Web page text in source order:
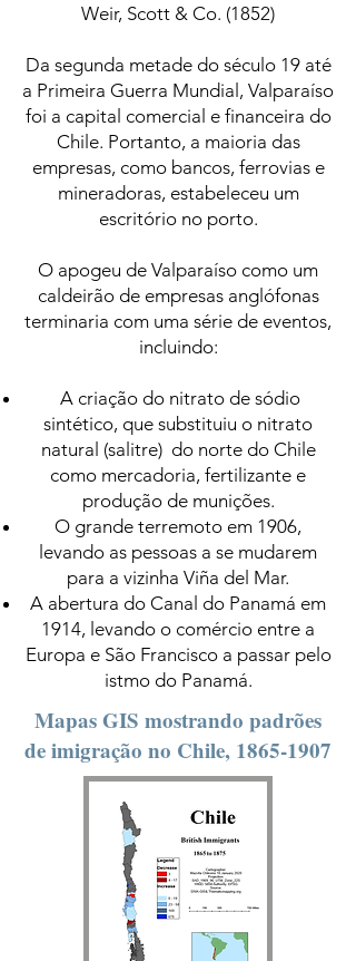
Weir, Scott & Co. (1852)
Da segunda metade do século 19 até
a Primeira Guerra Mundial, Valparaíso
foi a capital comercial e financeira do
Chile. Portanto, a maioria das
empresas, como bancos, ferrovias e
mineradoras, estabeleceu um
escritório no porto.
O apogeu de Valparaíso como um
caldeirão de empresas anglófonas
terminaria com uma série de eventos,
incluindo:
A criação do nitrato de sódio
sintético, que substituiu o nitrato
natural (salitre) do norte do Chile
como mercadoria, fertilizante e
produção de munições.
O grande terremoto em 1906,
levando as pessoas a se mudarem
para a vizinha Viña del Mar.
A abertura do Canal do Panamá em
1914, levando o comércio entre a
Europa e São Francisco a passar pelo
istmo do Panamá.
Mapas GIS mostrando padrões
de imigração no Chile, 1865-1907